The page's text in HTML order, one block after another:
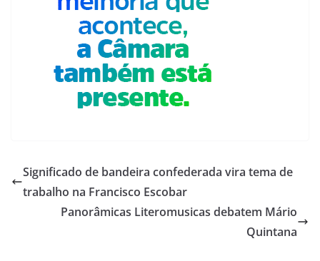
Significado de bandeira confederada vira tema de
trabalho na Francisco Escobar
Panorâmicas Literomusicas debatem Mário
Quintana